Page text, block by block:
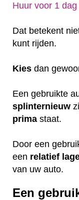
Huur voor 1
Dat betekent
kunt rijden.
Kies dan
Een gebruikte
splinternieuw
prima staat.
Door een
een relatief
van uw auto.
Een